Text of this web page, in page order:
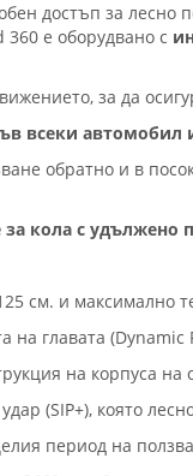
достъп за лесно
360 е оборудвано с
за да
всеки автомобил
обратно и в
за кола с
см. и максимално
на главата
на корпуса на
(SIP+), която
период на